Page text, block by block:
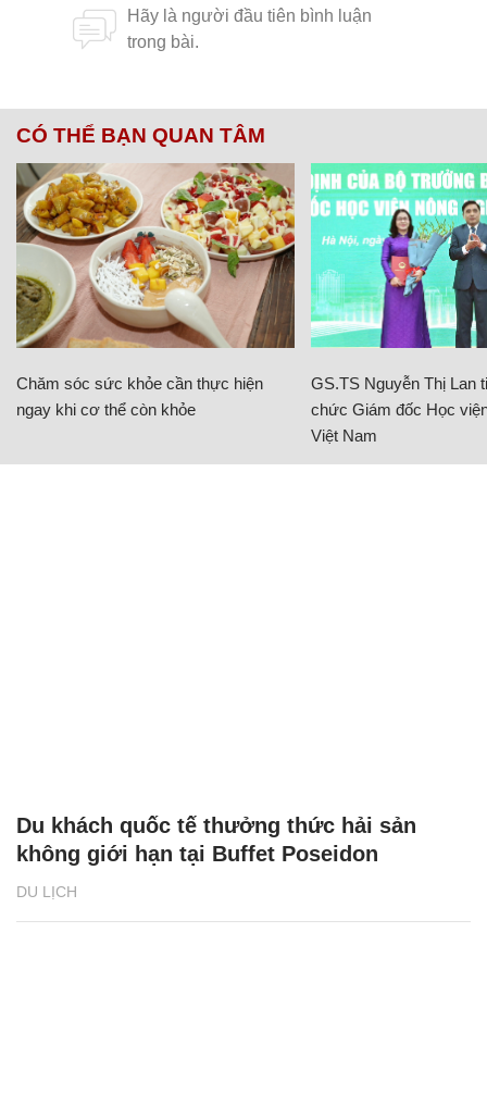
CÓ THỂ BẠN QUAN TÂM
Chăm sóc sức khỏe cần thực hiện
ngay khi cơ thể còn khỏe
GS.TS Nguyễn Thị Lan
chức Giám đốc Học
Việt Nam
DU LỊCH
Du khách quốc tế thưởng thức hải sản
không giới hạn tại Buffet Poseidon